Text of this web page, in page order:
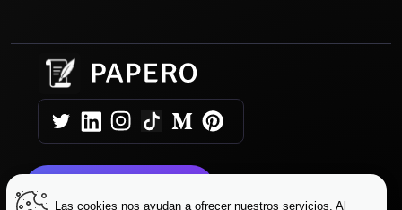
Las cookies nos ayudan a ofrecer nuestros servicios. Al